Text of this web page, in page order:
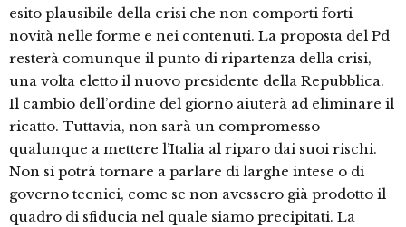
esito plausibile della crisi che non comporti forti
novità nelle forme e nei contenuti. La proposta del Pd
resterà comunque il punto di ripartenza della crisi,
una volta eletto il nuovo presidente della Repubblica.
Il cambio dell’ordine del giorno aiuterà ad eliminare il
ricatto. Tuttavia, non sarà un compromesso
qualunque a mettere l’Italia al riparo dai suoi rischi.
Non si potrà tornare a parlare di larghe intese o di
governo tecnici, come se non avessero già prodotto il
quadro di sfiducia nel quale siamo precipitati. La